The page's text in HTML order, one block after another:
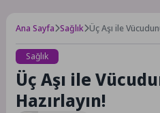
Ana Sayfa Sağlık Üç Aşı ile
Sağlık
Üç Aşı ile
Hazırlayın!